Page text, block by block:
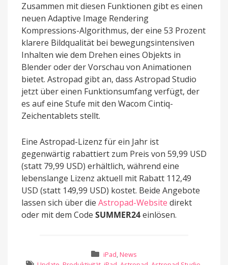
Zusammen mit diesen Funktionen gibt es einen
neuen Adaptive Image Rendering
Kompressions-Algorithmus, der eine 53 Prozent
klarere Bildqualität bei bewegungsintensiven
Inhalten wie dem Drehen eines Objekts in
Blender oder der Vorschau von Animationen
bietet. Astropad gibt an, dass Astropad Studio
jetzt über einen Funktionsumfang verfügt, der
es auf eine Stufe mit den Wacom Cintiq-
Zeichentablets stellt.
Eine Astropad-Lizenz für ein Jahr ist
gegenwärtig rabattiert zum Preis von 59,99 USD
(statt 79,99 USD) erhältlich, während eine
lebenslange Lizenz aktuell mit Rabatt 112,49
USD (statt 149,99 USD) kostet. Beide Angebote
lassen sich über die Astropad-Website direkt
oder mit dem Code SUMMER24einlösen.
iPad, News